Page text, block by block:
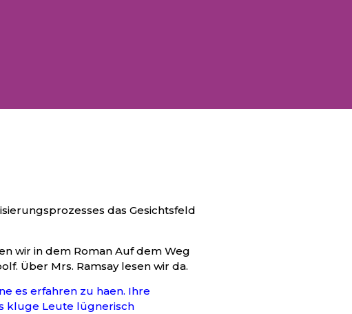
das Gesichtsfeld
wir in dem Roman Auf dem Weg
Über Mrs. Ramsay lesen wir da.
es erfahren zu haen. Ihre
kluge Leute lügnerisch